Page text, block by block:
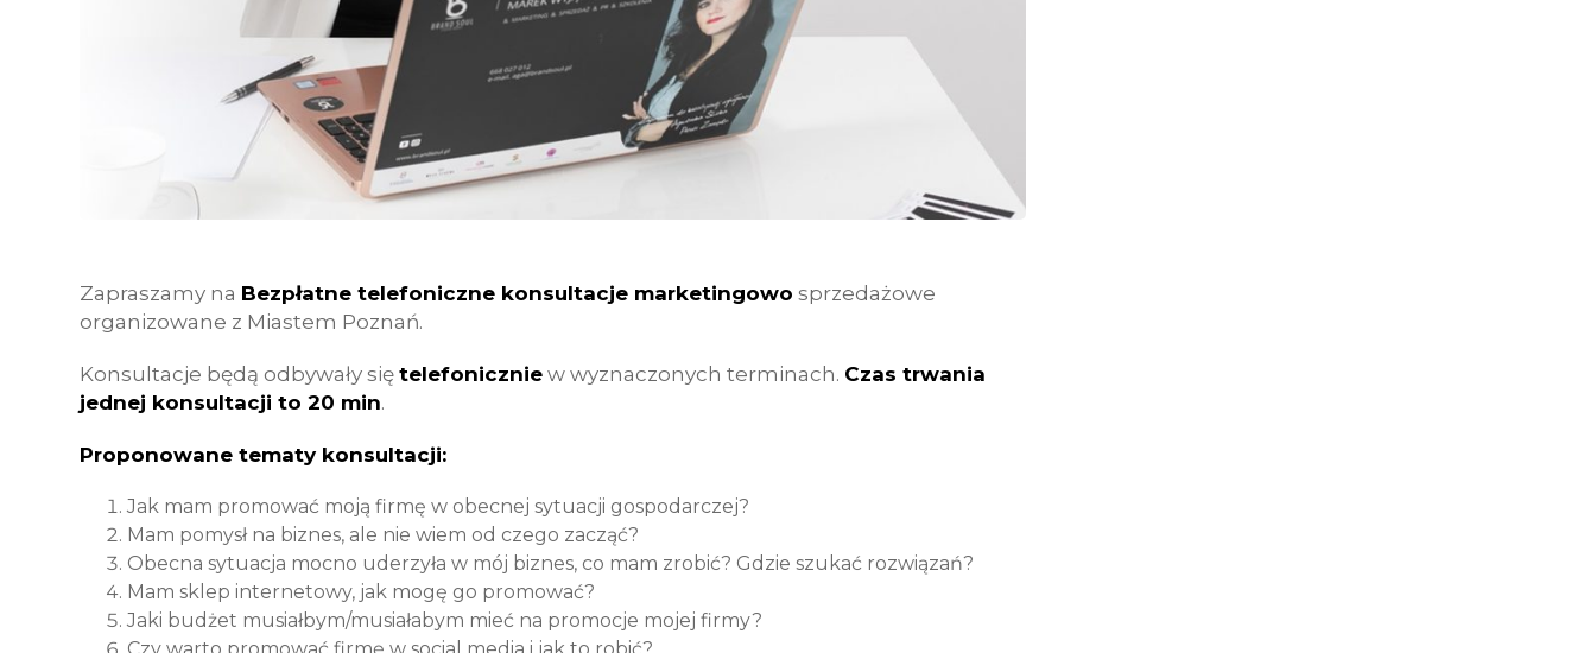
Zapraszamy na Bezpłatne telefoniczne konsultacje marketingowo sprzedażowe
organizowane z Miastem Poznań.
Konsultacje będą odbywały się telefonicznie w wyznaczonych terminach. Czas trwania
jednej konsultacji to 20 min.
Proponowane tematy konsultacji:
Jak mam promować moją firmę w obecnej sytuacji gospodarczej?
Mam pomysł na biznes, ale nie wiem od czego zacząć?
Obecna sytuacja mocno uderzyła w mój biznes, co mam zrobić? Gdzie szukać rozwiązań?
Mam sklep internetowy, jak mogę go promować?
Jaki budżet musiałbym/musiałabym mieć na promocje mojej firmy?